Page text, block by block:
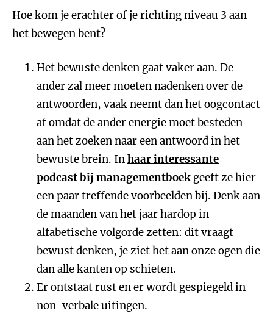
Hoe kom je erachter of je richting niveau 3 aan
het bewegen bent?
Het bewuste denken gaat vaker aan. De
ander zal meer moeten nadenken over de
antwoorden, vaak neemt dan het oogcontact
af omdat de ander energie moet besteden
aan het zoeken naar een antwoord in het
bewuste brein. Inhaar interessante
podcast bij managementboek geeft ze hier
een paar treffende voorbeelden bij. Denk aan
de maanden van het jaar hardop in
alfabetische volgorde zetten: dit vraagt
bewust denken, je ziet het aan onze ogen die
dan alle kanten op schieten.
Er ontstaat rust en er wordt gespiegeld in
non-verbale uitingen.